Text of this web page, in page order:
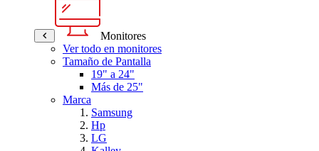
Monitores
Ver todo en monitores
Tamaño de Pantalla
19" a 24"
Más de 25"
Marca
Samsung
Hp
LG